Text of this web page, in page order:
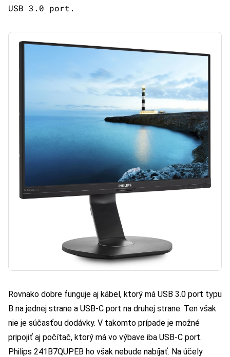
USB 3.0 port.
Rovnako dobre funguje aj kábel, ktorý má USB 3.0 port typu
B na jednej strane a USB-C port na druhej strane. Ten však
nie je súčasťou dodávky. V takomto prípade je možné
pripojiť aj počítač, ktorý má vo výbave iba USB-C port.
Philips 241B7QUPEB ho však nebude nabíjať. Na účely